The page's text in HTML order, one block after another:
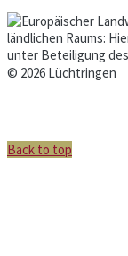
© 2026 Lüchtringen
Back to top